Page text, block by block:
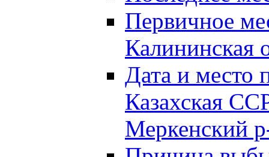
Первичное
Калининская
Дата и
Казахская
Меркенский